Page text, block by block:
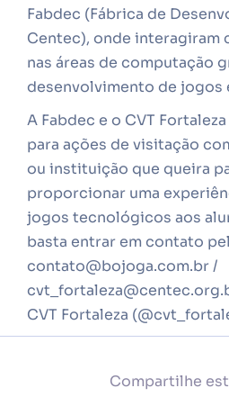
Fabdec (Fábrica de
Centec), onde interagiram
nas áreas de computação
desenvolvimento de jogos
A Fabdec e o CVT
para ações de visitação
ou instituição que queira
proporcionar uma
jogos tecnológicos aos
basta entrar em contato
contato@bojoga.com.br /
CVT Fortaleza
Compartilhe